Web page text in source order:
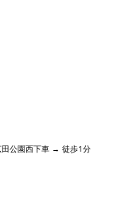
公園西下車 → 徒歩1分